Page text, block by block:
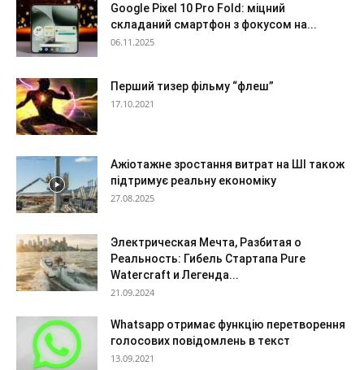
Google Pixel 10 Pro Fold: міцний
складаний смартфон з фокусом на...
06.11.2025
Перший тизер фільму “флеш”
17.10.2021
Ажіотажне зростання витрат на ШІ також
підтримує реальну економіку
27.08.2025
Электрическая Мечта, Разбитая о
Реальность: Гибель Стартапа Pure
Watercraft и Легенда...
21.09.2024
Whatsapp отримає функцію перетворення
голосових повідомлень в текст
13.09.2021